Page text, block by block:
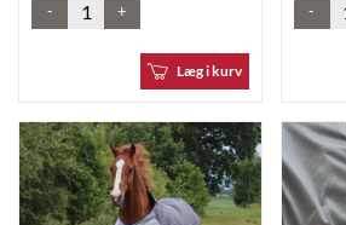
- +
Læg i kurv
-